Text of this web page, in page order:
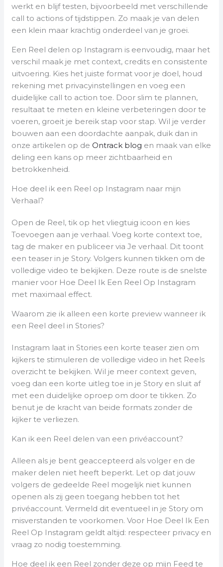
werkt en blijf testen, bijvoorbeeld met verschillende
call to actions of tijdstippen. Zo maak je van delen
een klein maar krachtig onderdeel van je groei.
Een Reel delen op Instagram is eenvoudig, maar het
verschil maak je met context, credits en consistente
uitvoering. Kies het juiste format voor je doel, houd
rekening met privacyinstellingen en voeg een
duidelijke call to action toe. Door slim te plannen,
resultaat te meten en kleine verbeteringen door te
voeren, groeit je bereik stap voor stap. Wil je verder
bouwen aan een doordachte aanpak, duik dan in
onze artikelen op de Ontrack blog en maak van elke
deling een kans op meer zichtbaarheid en
betrokkenheid.
Hoe deel ik een Reel op Instagram naar mijn
Verhaal?
Open de Reel, tik op het vliegtuig icoon en kies
Toevoegen aan je verhaal. Voeg korte context toe,
tag de maker en publiceer via Je verhaal. Dit toont
een teaser in je Story. Volgers kunnen tikken om de
volledige video te bekijken. Deze route is de snelste
manier voor Hoe Deel Ik Een Reel Op Instagram
met maximaal effect.
Waarom zie ik alleen een korte preview wanneer ik
een Reel deel in Stories?
Instagram laat in Stories een korte teaser zien om
kijkers te stimuleren de volledige video in het Reels
overzicht te bekijken. Wil je meer context geven,
voeg dan een korte uitleg toe in je Story en sluit af
met een duidelijke oproep om door te tikken. Zo
benut je de kracht van beide formats zonder de
kijker te verliezen.
Kan ik een Reel delen van een privéaccount?
Alleen als je bent geaccepteerd als volger en de
maker delen niet heeft beperkt. Let op dat jouw
volgers de gedeelde Reel mogelijk niet kunnen
openen als zij geen toegang hebben tot het
privéaccount. Vermeld dit eventueel in je Story om
misverstanden te voorkomen. Voor Hoe Deel Ik Een
Reel Op Instagram geldt altijd: respecteer privacy en
vraag zo nodig toestemming.
Hoe deel ik een Reel zonder deze op mijn Feed te